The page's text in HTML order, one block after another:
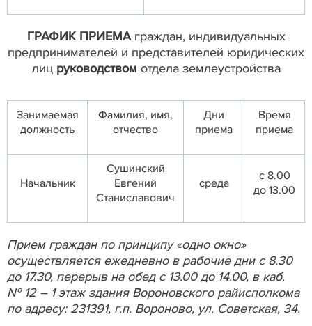
ГРАФИК ПРИЕМАграждан, индивидуальных
предпринимателей и представителей юридических
лиц руководством отдела землеустройства
Занимаемая
должность
Фамилия, имя,
отчество
Дни
приема
Время
приема
Начальник
Сушинский
Евгений
Станиславович
среда
с 8.00
до 13.00
Прием граждан по принципу «одно окно»
осуществляется ежедневно в рабочие дни с 8.30
до 17.30, перерыв на обед с 13.00 до 14.00, в каб.
№ 12 – 1 этаж здания Вороновского райисполкома
по адресу: 231391, г.п. Вороново, ул. Советская, 34.